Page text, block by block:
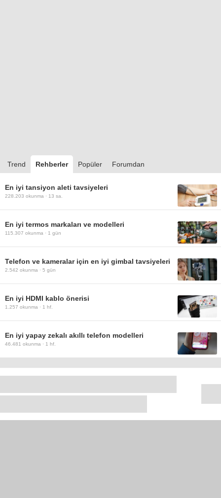
Trend Rehberler Popüler Forumdan
En iyi tansiyon aleti tavsiyeleri
228.203 okunma · 13 sa.
En iyi termos markaları ve modelleri
115.307 okunma · 1 gün
Telefon ve kameralar için en iyi gimbal tavsiyeleri
2.542 okunma · 5 gün
En iyi HDMI kablo önerisi
1.257 okunma · 1 hf.
En iyi yapay zekalı akıllı telefon modelleri
46.481 okunma · 1 hf.